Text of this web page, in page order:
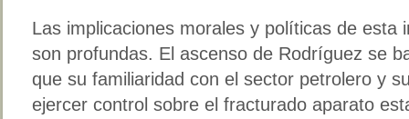
Las implicaciones morales y políticas de esta
son profundas. El ascenso de Rodríguez se
que su familiaridad con el sector petrolero y
ejercer control sobre el fracturado aparato